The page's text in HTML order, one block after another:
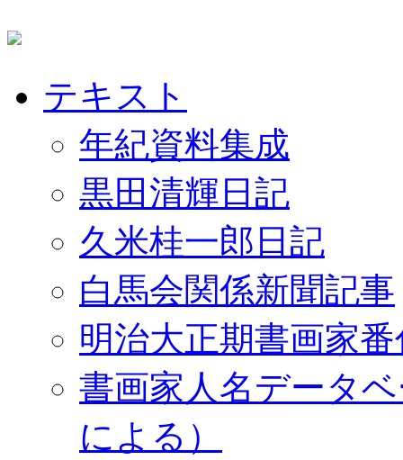
テキスト
年紀資料集成
黒田清輝日記
久米桂一郎日記
白馬会関係新聞記事
明治大正期書画家
書画家人名データ
による）